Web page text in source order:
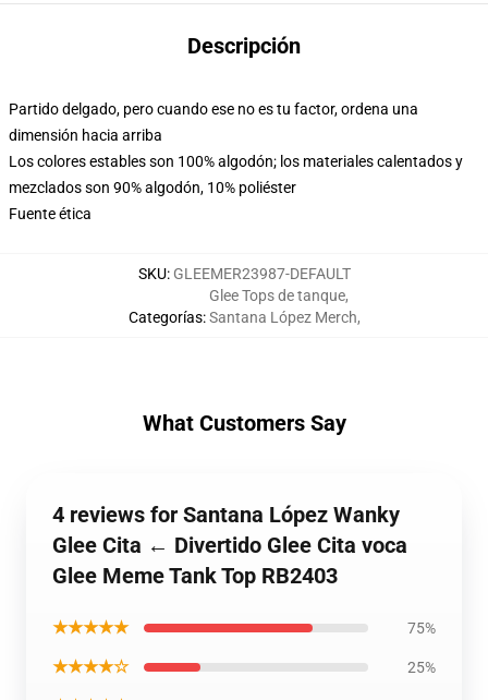
Descripción
Partido delgado, pero cuando ese no es tu factor, ordena una
dimensión hacia arriba
Los colores estables son 100% algodón; los materiales calentados y
mezclados son 90% algodón, 10% poliéster
Fuente ética
SKU: GLEEMER23987-DEFAULT
Categorías:
Glee Tops de tanque,
Santana López Merch,
What Customers Say
4 reviews for Santana López Wanky
Glee Cita ← Divertido Glee Cita voca
Glee Meme Tank Top RB2403
★★★★★ 75%
★★★★☆ 25%